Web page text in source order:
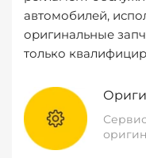
автомобилей,
оригинальные
только